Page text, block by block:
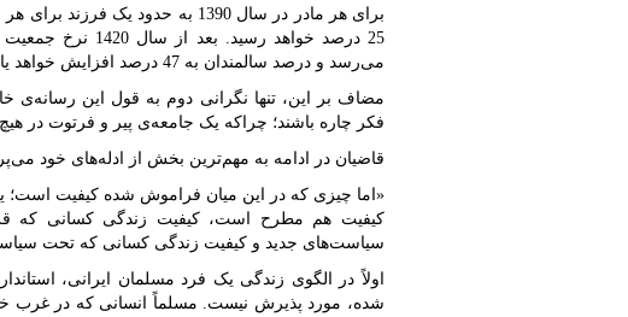
می‌رسد و درصد سالمندان به 47 درصد افزایش خواهد یافت.
مضاف بر این، تنها نگرانی دوم به قول این
فکر چاره باشند؛ چراکه یک جامعه‌ی پیر و فرتوت در
قاضیان در ادامه به مهم‌ترین بخش از ادله‌های خود
«اما چیزی که در این میان فراموش شده کیفیت
کیفیت هم مطرح است، کیفیت زندگی کسانی که
سیاست‌های جدید و کیفیت زندگی کسانی که تحت
اولاً در الگوی زندگی یک فرد مسلمان ایرانی،
شده، مورد پذیرش نیست. مسلماً انسانی که در غرب